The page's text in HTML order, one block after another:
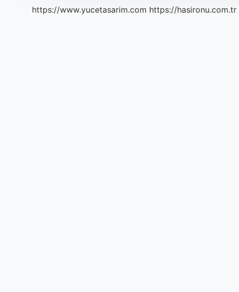
https://www.yucetasarim.com https://hasironu.com.tr